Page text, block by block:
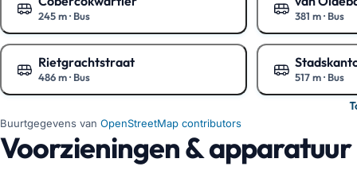
245 m· Bus
Toon op de kaart
381 m· Bus
Toon op de
Rietgrachtstraat
486 m· Bus
Toon op de kaart
517 m· Bus
Toon op de
Buurtgegevens van OpenStreetMap contributors
Voorzieningen & apparatuur